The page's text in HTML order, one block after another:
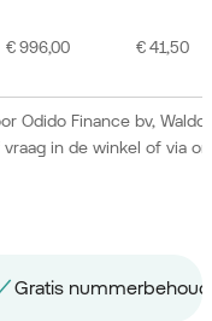
Odido Finance bv,
vraag in de winkel of via
€ 996,00 € 41,50